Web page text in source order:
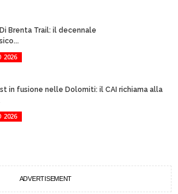
Brenta Trail: il decennale
2026
in fusione nelle Dolomiti: il CAI richiama alla
2026
ADVERTISEMENT